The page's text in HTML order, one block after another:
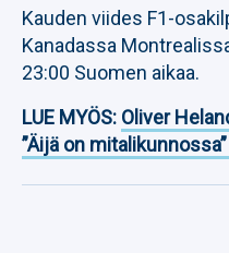
Kauden viides F1-
Kanadassa
23:00 Suomen aikaa.
LUE MYÖS: Oliver
”Äijä on